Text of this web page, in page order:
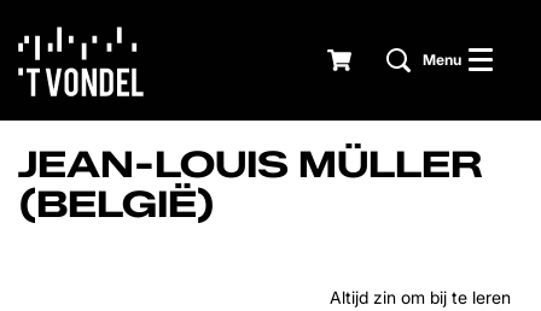
Menu
JEAN-LOUIS MÜLLER
(BELGIË)
Altijd zin om bij te leren